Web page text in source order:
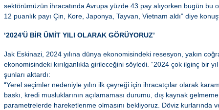
sektörümüzün ihracatında Avrupa yüzde 43 pay alıyorken bugün bu
12 puanlık payı Çin, Kore, Japonya, Tayvan, Vietnam aldı” diye
‘2024'Ü BİR ÜMİT YILI OLARAK GÖRÜYORUZ’
Jak Eskinazi, 2024 yılına dünya ekonomisindeki resesyon, yakın
ekonomisindeki kırılganlıkla girileceğini söyledi. “2024 çok ilginç bir
şunları aktardı:
“Yerel seçimler nedeniyle yılın ilk çeyreği için ihracatçılar olarak
baskı, kredi musluklarının açılamaması durumu, dış kaynak
parametrelerde hareketlenme olmasını bekliyoruz. Döviz kurlarında